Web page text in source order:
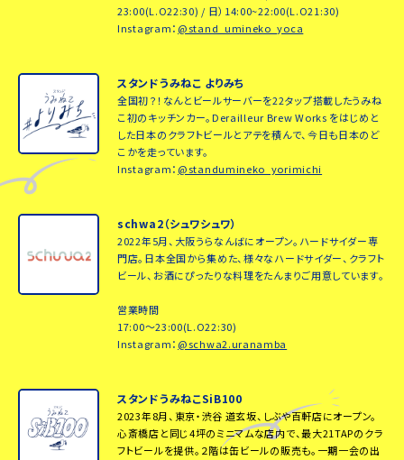
23:00(L.O22:30) / 日）14:00~22:00(L.O21:30)
Instagram： @stand_umineko_yoca
スタンドうみねこ よりみち
全国初？！なんとビールサーバーを22タップ搭載したうみね
こ初のキッチンカー。Derailleur Brew Works をはじめと
した日本のクラフトビールとアテを積んで、今日も日本のど
こかを走っています。
Instagram： @standumineko_yorimichi
schwa2（シュワシュワ）
2022年5月、大阪うらなんばにオープン。ハードサイダー専
門店。日本全国から集めた、様々なハードサイダー、クラフト
ビール、お酒にぴったりな料理をたんまりご用意しています。
営業時間
17:00～23:00(L.O22:30)
Instagram： @schwa2.uranamba
スタンドうみねこSiB100
2023年8月、東京・渋谷 道玄坂、しぶや百軒店にオープン。
心斎橋店と同じ4坪のミニマムな店内で、最大21TAPのクラ
フトビールを提供。２階は缶ビールの販売も。一期一会の出